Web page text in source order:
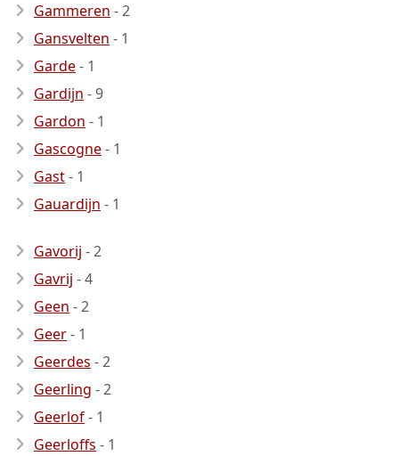
Gammeren - 2
Gansvelten - 1
Garde- 1
Gardijn - 9
Gardon - 1
Gascogne- 1
Gast- 1
Gauardijn - 1
Gavorij - 2
Gavrij - 4
Geen - 2
Geer- 1
Geerdes - 2
Geerling - 2
Geerlof- 1
Geerloffs - 1